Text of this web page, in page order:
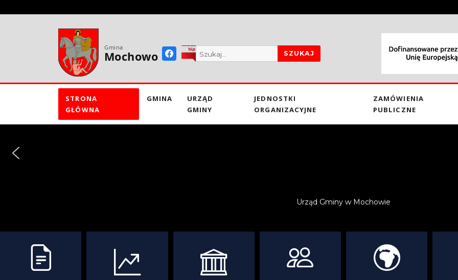
treści
Urząd Gminy w Mochowie
Gmina
Mochowo SZUKAJ
STRONA
GŁÓWNA
GMINA
URZĄD
GMINY
JEDNOSTKI
ORGANIZACYJNE
ZAMÓWIENIA
PUBLICZNE